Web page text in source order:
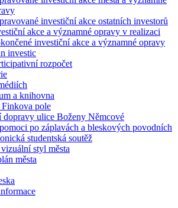
investiční akce ostatních investorů
akce a významné opravy v realizaci
investiční akce a významné opravy
investic
rozpočet
a knihovna
pole
dopravy ulice Boženy Němcové
po záplavách a bleskových povodních
studentská soutěž
styl města
města